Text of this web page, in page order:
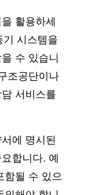
활용하세
기 시스템을
수 있습니
조공단이나
서비스를
에 명시된
합니다. 예
함될 수 있으